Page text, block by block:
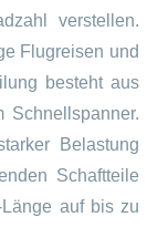
verstellen.
Flugreisen und
besteht aus
Schnellspanner.
Belastung
Schaftteile
auf bis zu